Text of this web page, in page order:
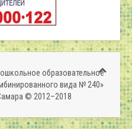
образовательное
вида № 240»
© 2012–2018